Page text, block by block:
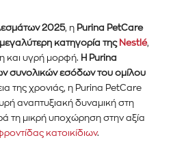
2025, η Purina PetCare
κατηγορία της Nestlé,
και υγρή μορφή. Η Purina
συνολικών εσόδων του ομίλου
της χρονιάς, η Purina PetCare
αναπτυξιακή δυναμική στη
τη μικρή υποχώρηση στην αξία
κατοικίδιων.